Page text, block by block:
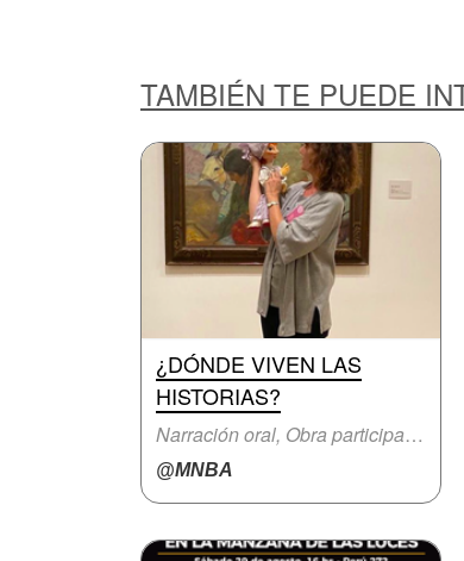
TAMBIÉN TE PUEDE
¿DÓNDE VIVEN LAS
HISTORIAS?
Narración oral, Obra participativa
@MNBA